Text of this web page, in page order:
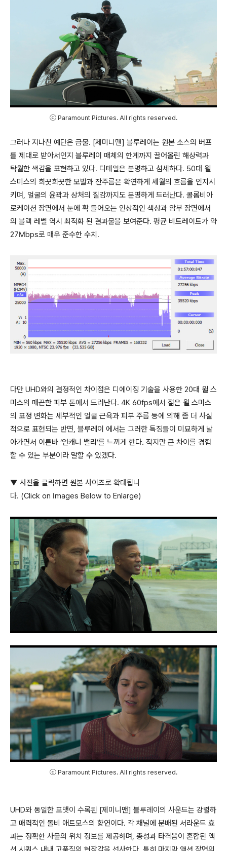
ⓒ Paramount Pictures. All rights reserved.
그러나 지나친 예단은 금물. [제미니맨] 블루레이는 원본 소스의 버프
를 제대로 받아서인지 블루레이 매체의 한계까지 끌어올린 해상력과
탁월한 색감을 표현하고 있다. 디테일은 분명하고 섬세하다. 50대 윌
스미스의 희끗희끗한 모발과 잔주름은 확연하게 세월의 흐름을 인지시
키며, 얼굴의 윤곽과 상처의 질감까지도 분명하게 드러난다. 콜롬비아
로케이션 장면에서 눈에 확 들어오는 인상적인 색상과 암부 장면에서
의 블랙 레벨 역시 최적화 된 결과물을 보여준다. 평균 비트레이트가 약
27Mbps로 매우 준수한 수치.
다만 UHD와의 결정적인 차이점은 디에이징 기술을 사용한 20대 윌 스
미스의 매끈한 피부 톤에서 드러난다. 4K 60fps에서 젊은 윌 스미스
의 표정 변화는 세부적인 얼굴 근육과 피부 주름 등에 의해 좀 더 사실
적으로 표현되는 반면, 블루레이 에서는 그러한 특징들이 미묘하게 날
아가면서 이른바 ‘언캐니 밸리’를 느끼게 한다. 작지만 큰 차이를 경험
할 수 있는 부분이라 말할 수 있겠다.
▼ 사진을 클릭하면 원본 사이즈로 확대됩니
다. (Click on Images Below to Enlarge)
ⓒ Paramount Pictures. All rights reserved.
UHD와 동일한 포맷이 수록된 [제미니맨] 블루레이의 사운드는 강렬하
고 매력적인 돌비 애트모스의 향연이다. 각 채널에 분배된 서라운드 효
과는 정확한 사물의 위치 정보를 제공하며, 총성과 타격음이 혼합된 액